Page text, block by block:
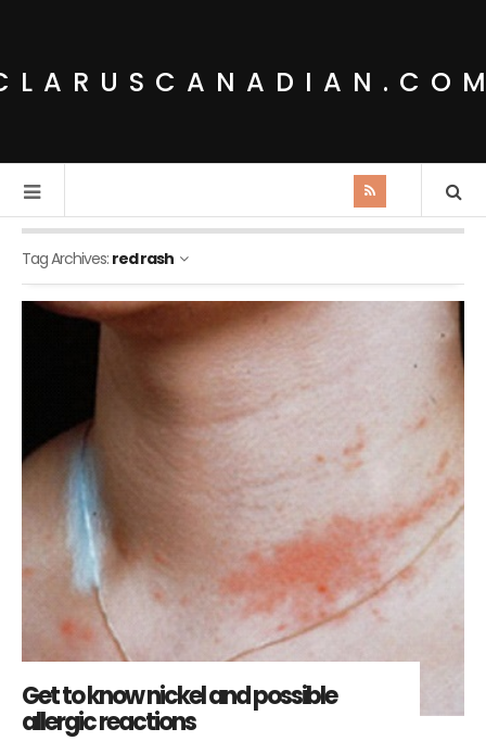
Tag Archives: red rash
Get to know nickel and possible
allergic reactions